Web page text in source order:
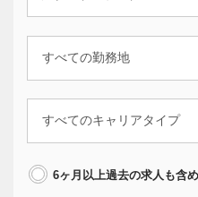
6ヶ月以上過去の求人も含